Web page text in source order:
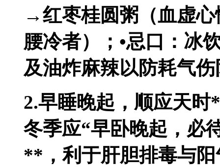
→红枣桂圆粥（血虚
腰冷者）；•忌口：冰
及油炸麻辣以防耗气伤
2.早睡晚起，顺应天时
冬季应“早卧晚起，必
**，利于肝胆排毒与